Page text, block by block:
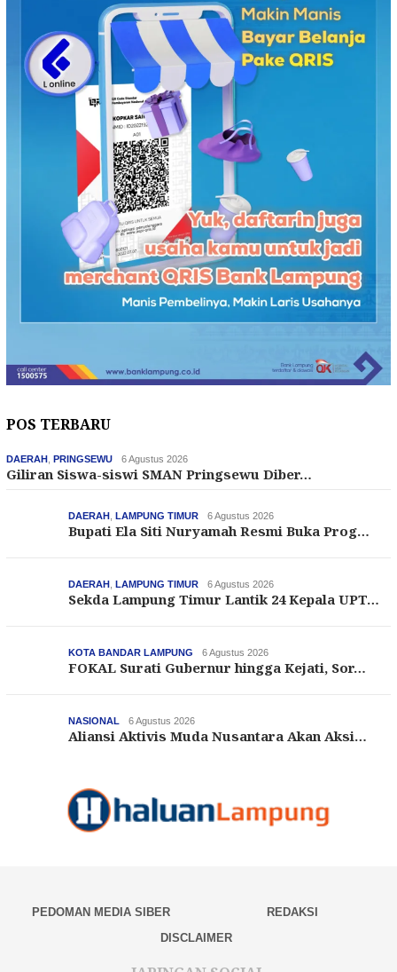
POS TERBARU
DAERAH PRINGSEWU 6 Agustus 2026
Giliran Siswa-siswi SMAN Pringsewu Diber…
DAERAH LAMPUNG TIMUR 6 Agustus 2026
Bupati Ela Siti Nuryamah Resmi Buka Prog…
DAERAH LAMPUNG TIMUR 6 Agustus 2026
Sekda Lampung Timur Lantik 24 Kepala UPT…
KOTA BANDAR LAMPUNG 6 Agustus 2026
FOKAL Surati Gubernur hingga Kejati, Sor…
NASIONAL 6 Agustus 2026
Aliansi Aktivis Muda Nusantara Akan Aksi…
PEDOMAN MEDIA SIBER
REDAKSI
DISCLAIMER